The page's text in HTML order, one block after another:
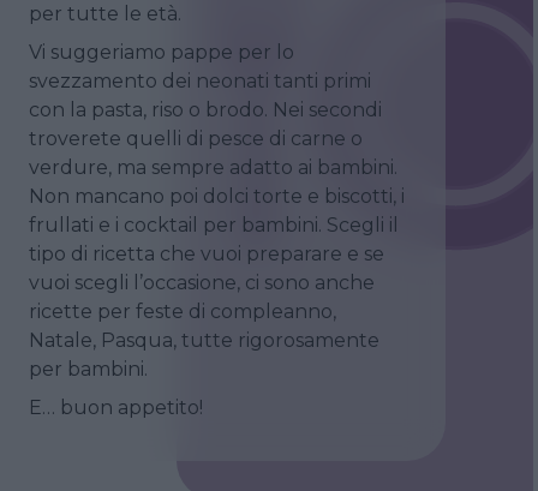
per tutte le età.
Vi suggeriamo pappe per lo
svezzamento dei neonati tanti primi
con la pasta, riso o brodo. Nei secondi
troverete quelli di pesce di carne o
verdure, ma sempre adatto ai bambini.
Non mancano poi dolci torte e biscotti, i
frullati e i cocktail per bambini. Scegli il
tipo di ricetta che vuoi preparare e se
vuoi scegli l’occasione, ci sono anche
ricette per feste di compleanno,
Natale, Pasqua, tutte rigorosamente
per bambini.
E… buon appetito!